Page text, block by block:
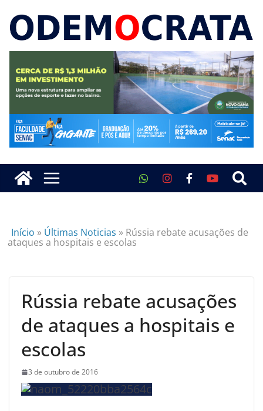
Início » Últimas Noticias » Rússia rebate acusações de
ataques a hospitais e escolas
Rússia rebate acusações
de ataques a hospitais e
escolas
3 de outubro de 2016